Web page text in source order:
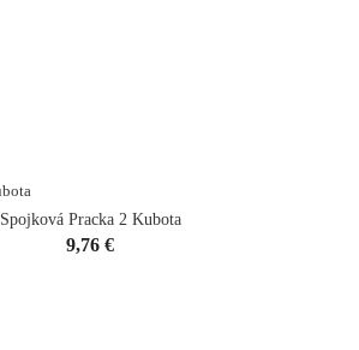
Spojková Pracka 2 Kubota
Cena
9,76 €